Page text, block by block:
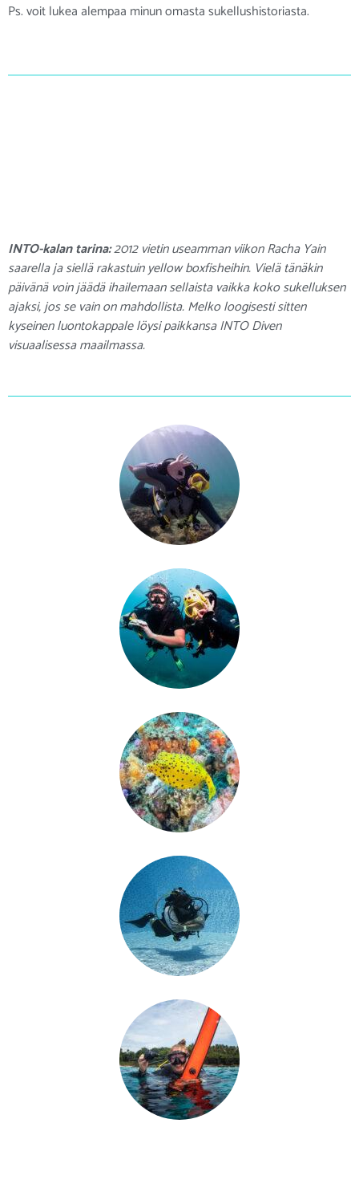
Ps. voit lukea alempaa minun omasta sukellushistoriasta.
INTO-kalan tarina:2012 vietin useamman viikon Racha Yain
saarella ja siellä rakastuin yellow boxfisheihin. Vielä tänäkin
päivänä voin jäädä ihailemaan sellaista vaikka koko sukelluksen
ajaksi, jos se vain on mahdollista. Melko loogisesti sitten
kyseinen luontokappale löysi paikkansa INTO Diven
visuaalisessa maailmassa.